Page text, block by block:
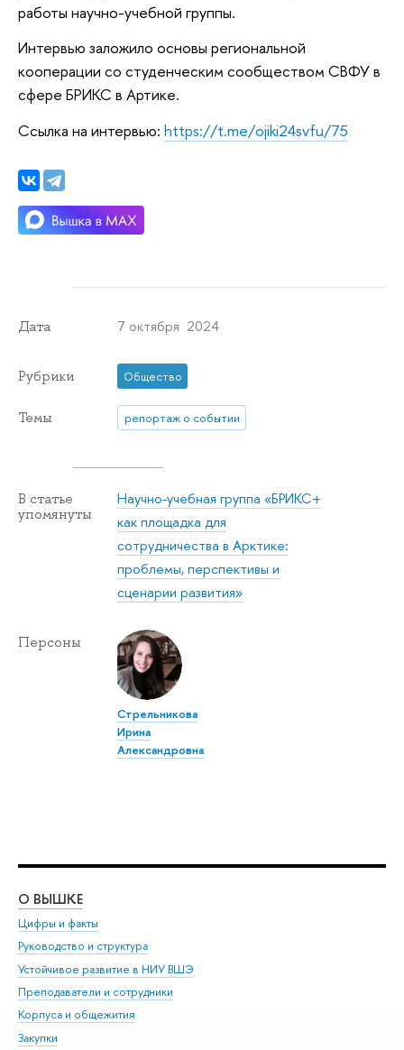
работы научно-учебной группы.
Интервью заложило основы региональной
кооперации со студенческим сообществом СВФУ в
сфере БРИКС в Артике.
Ссылка на интервью: https://t.me/ojiki24svfu/75
Дата 7 октября 2024
Рубрики Общество
Темы репортаж о событии
В статье
упомянуты
Научно-учебная группа «БРИКС+
как площадка для
сотрудничества в Арктике:
проблемы, перспективы и
сценарии развития»
Персоны
Стрельникова
Ирина
Александровна
О ВЫШКЕ
Цифры и факты
Руководство и структура
Устойчивое развитие в НИУ ВШЭ
Преподаватели и сотрудники
Корпуса и общежития
Закупки